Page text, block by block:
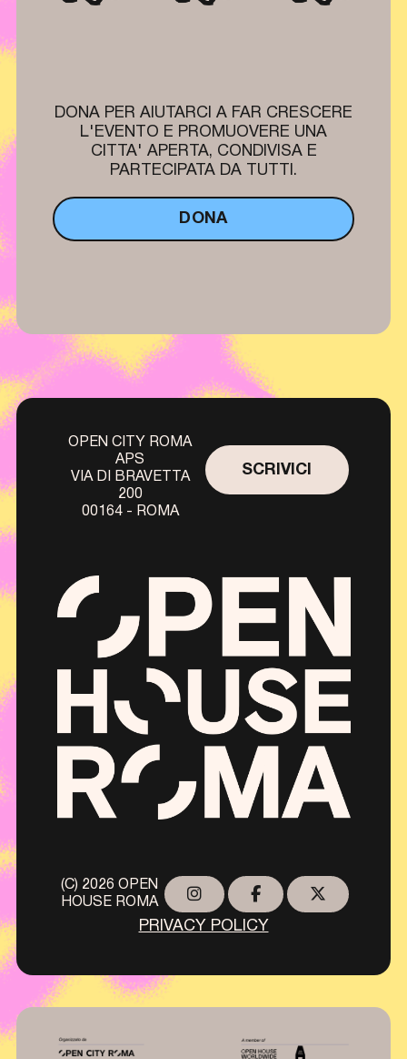
DONA PER AIUTARCI A FAR CRESCERE
L'EVENTO E PROMUOVERE UNA
CITTA' APERTA, CONDIVISA E
PARTECIPATA DA TUTTI.
DONA
OPEN CITY ROMA
APS
VIA DI BRAVETTA
200
00164 - ROMA
SCRIVICI
(C) 2026 OPEN
HOUSE ROMA
PRIVACY POLICY